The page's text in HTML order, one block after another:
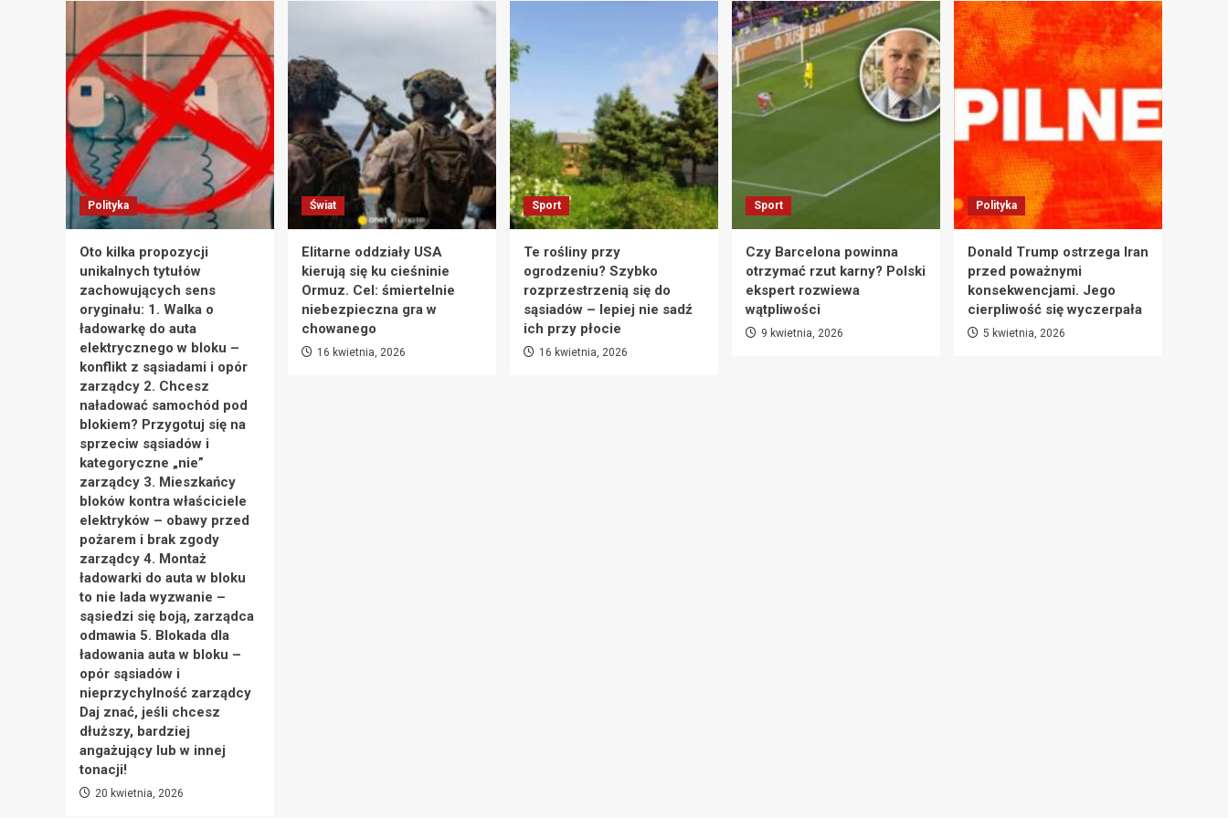
26
stycznia
2025
roku.
Polityka
Oto kilka propozycji
unikalnych tytułów
zachowujących sens
oryginału: 1. Walka o
ładowarkę do auta
elektrycznego w bloku –
konflikt z sąsiadami i opór
zarządcy 2. Chcesz
naładować samochód pod
blokiem? Przygotuj się na
sprzeciw sąsiadów i
kategoryczne „nie”
zarządcy 3. Mieszkańcy
bloków kontra właściciele
elektryków – obawy przed
pożarem i brak zgody
zarządcy 4. Montaż
ładowarki do auta w bloku
to nie lada wyzwanie –
sąsiedzi się boją, zarządca
odmawia 5. Blokada dla
ładowania auta w bloku –
opór sąsiadów i
nieprzychylność zarządcy
Daj znać, jeśli chcesz
dłuższy, bardziej
angażujący lub w innej
tonacji!
20 kwietnia, 2026
Świat
Elitarne oddziały USA
kierują się ku cieśninie
Ormuz. Cel: śmiertelnie
niebezpieczna gra w
chowanego
16 kwietnia, 2026
Sport
Te rośliny przy
ogrodzeniu? Szybko
rozprzestrzenią się do
sąsiadów – lepiej nie sadź
ich przy płocie
16 kwietnia, 2026
Sport
Czy Barcelona powinna
otrzymać rzut karny? Polski
ekspert rozwiewa
wątpliwości
9 kwietnia, 2026
Polityka
Donald Trump ostrzega Iran
przed poważnymi
konsekwencjami. Jego
cierpliwość się wyczerpała
5 kwietnia, 2026